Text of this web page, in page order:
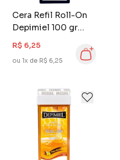
Cera Refil Roll-On
Depimiel 100 gr
Negra
R$ 6,25
ou 1x de R$ 6,25